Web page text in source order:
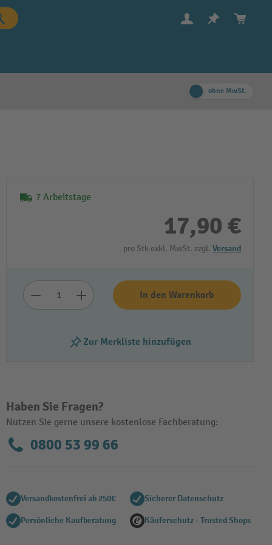
ohne MwSt.
7 Arbeitstage
17,90 €
pro Stk exkl. MwSt. zzgl. Versand
In den Warenkorb
Zur Merkliste hinzufügen
Haben Sie Fragen?
Nutzen Sie gerne unsere kostenlose Fachberatung:
0800 53 99 66
Versandkostenfrei ab 250€ Sicherer Datenschutz
Persönliche Kaufberatung Käuferschutz - Trusted Shops